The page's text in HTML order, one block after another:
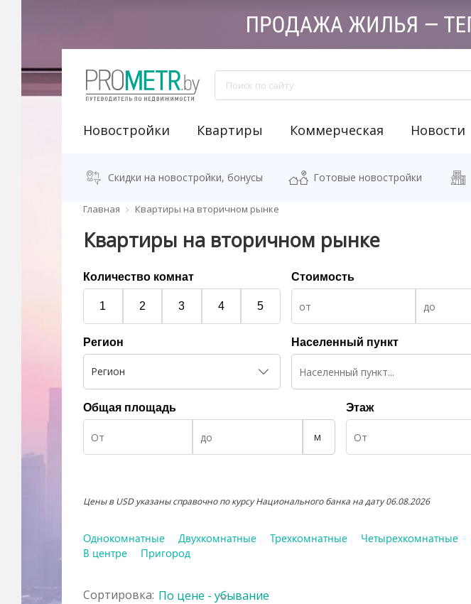
Новостройки Квартиры Коммерческая Новости
Скидки на новостройки, бонусы Готовые новостройки
Главная Квартиры на вторичном рынке
Квартиры на вторичном рынке
Количество комнат
1 2 3 4 5
Стоимость
Регион
Регион
Населенный пункт
Общая площадь
м
Этаж
Цены в USD указаны справочно по курсу Национального банка на дату 06.08.2026
Однокомнатные Двухкомнатные Трехкомнатные Четырехкомнатные
В центре
Пригород
Сортировка: По цене - убывание